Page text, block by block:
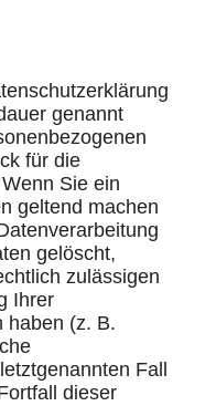
genannt
für die
Sie ein
geltend machen
gelöscht,
zulässigen
Ihrer
haben (z. B.
Fall
dieser